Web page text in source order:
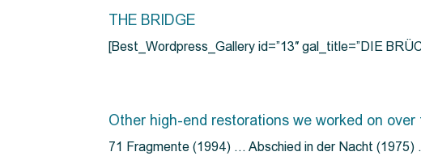
THE BRIDGE
[Best_Wordpress_Gallery id=”13″ gal_title=”DIE
Other high-end restorations we worked on over
71 Fragmente (1994) … Abschied in der Nacht